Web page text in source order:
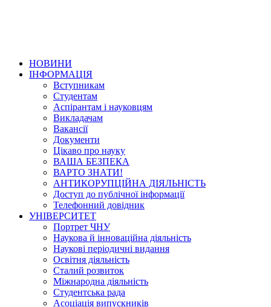
НОВИНИ
ІНФОРМАЦІЯ
Вступникам
Студентам
Аспірантам і науковцям
Викладачам
Вакансії
Документи
Цікаво про науку
ВАША БЕЗПЕКА
ВАРТО ЗНАТИ!
АНТИКОРУПЦІЙНА ДІЯЛЬНІСТЬ
Доступ до публічної інформації
Телефонний довідник
УНІВЕРСИТЕТ
Портрет ЧНУ
Наукова й інноваційна діяльність
Наукові періодичні видання
Освітня діяльність
Сталий розвиток
Міжнародна діяльність
Студентська рада
Асоціація випускників